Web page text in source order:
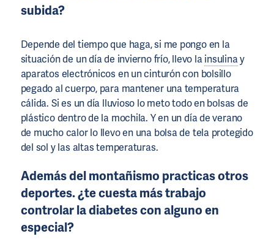
subida?
Depende del tiempo que haga, si me pongo en la
situación de un día de invierno frío, llevo lainsulinay
aparatos electrónicos en un cinturón con bolsillo
pegado al cuerpo, para mantener una temperatura
cálida. Si es un día lluvioso lo meto todo en bolsas de
plástico dentro de la mochila. Y en un día de verano
de mucho calor lo llevo en una bolsa de tela protegido
del sol y las altas temperaturas.
Además del montañismo practicas otros
deportes. ¿te cuesta más trabajo
controlar la diabetes con alguno en
especial?